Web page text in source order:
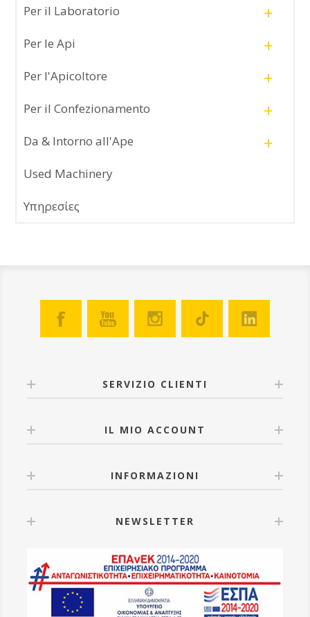
Per il Laboratorio +
Per le Api +
Per l'Apicoltore +
Per il Confezionamento +
Da & Intorno all'Ape +
Used Machinery
Υπηρεσίες
SERVIZIO CLIENTI
IL MIO ACCOUNT
INFORMAZIONI
NEWSLETTER